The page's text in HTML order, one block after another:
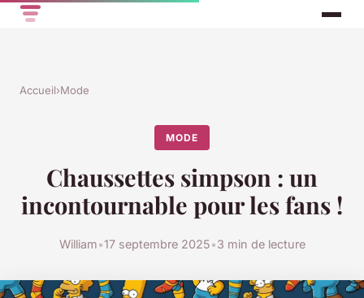
Accueil›Mode
MODE
Chaussettes simpson : un
incontournable pour les fans !
William•17 septembre 2025•3 min de lecture